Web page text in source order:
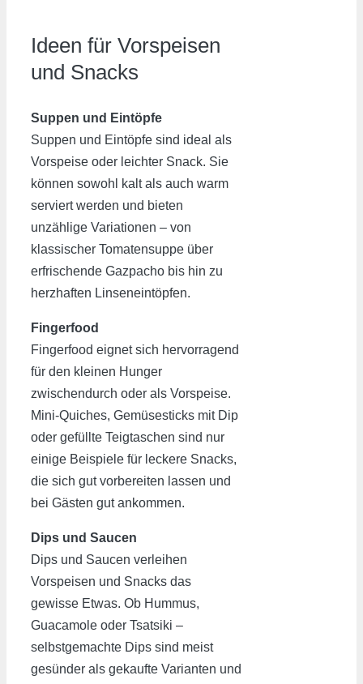
Ideen für Vorspeisen
und Snacks
Suppen und Eintöpfe
Suppen und Eintöpfe sind ideal als
Vorspeise oder leichter Snack. Sie
können sowohl kalt als auch warm
serviert werden und bieten
unzählige Variationen – von
klassischer Tomatensuppe über
erfrischende Gazpacho bis hin zu
herzhaften Linseneintöpfen.
Fingerfood
Fingerfood eignet sich hervorragend
für den kleinen Hunger
zwischendurch oder als Vorspeise.
Mini-Quiches, Gemüsesticks mit Dip
oder gefüllte Teigtaschen sind nur
einige Beispiele für leckere Snacks,
die sich gut vorbereiten lassen und
bei Gästen gut ankommen.
Dips und Saucen
Dips und Saucen verleihen
Vorspeisen und Snacks das
gewisse Etwas. Ob Hummus,
Guacamole oder Tsatsiki –
selbstgemachte Dips sind meist
gesünder als gekaufte Varianten und